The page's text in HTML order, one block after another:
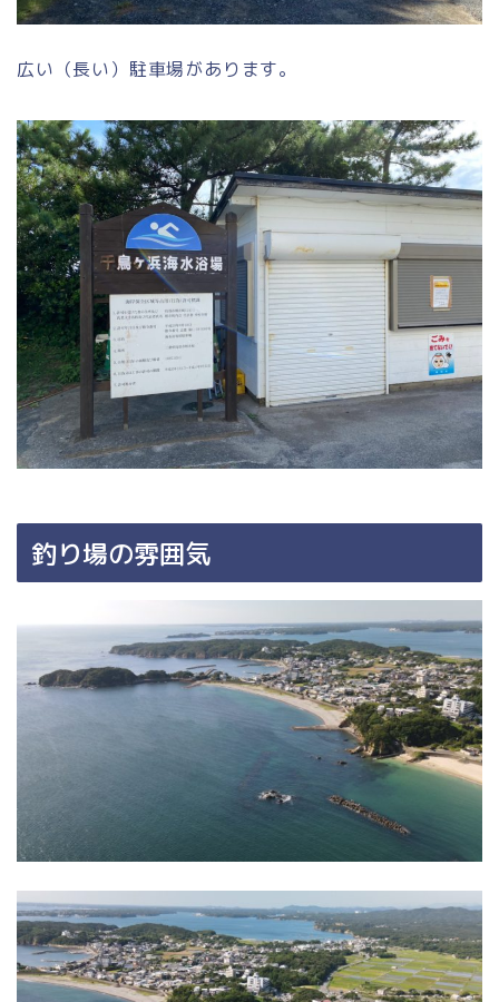
広い（長い）駐車場があります。
釣り場の雰囲気